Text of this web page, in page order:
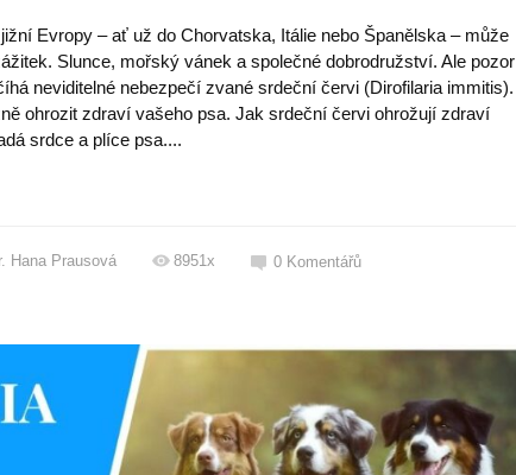
Evropy – ať už do Chorvatska, Itálie nebo Španělska – může
Slunce, mořský vánek a společné dobrodružství. Ale pozor
neviditelné nebezpečí zvané srdeční červi (Dirofilaria immitis).
ohrozit zdraví vašeho psa. Jak srdeční červi ohrožují zdraví
srdce a plíce psa....
Hana Prausová 8951x 0 Komentářů